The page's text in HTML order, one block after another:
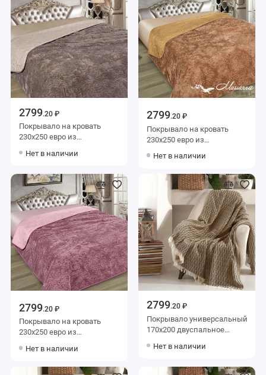
2799.20 ₽
Покрывало на кровать
230х250 евро из
коричневое Орнамент
Нет в наличии
2799.20 ₽
Покрывало на кровать
230х250 евро из
оранжевое Орнамент
Нет в наличии
2799.20 ₽
Покрывало на кровать
230х250 евро из
розовое Орнамент Marianna
Нет в наличии
2799.20 ₽
Покрывало универсальный
170х200 двуспальное
Нет в наличии